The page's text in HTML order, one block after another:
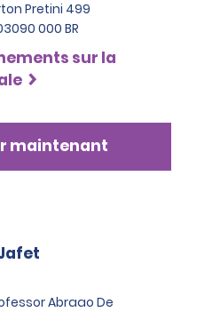
Pretini 499
000 BR
sur la
maintenant
Abraao De